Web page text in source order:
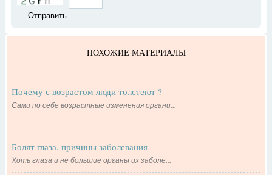
ПОХОЖИЕ МАТЕРИАЛЫ
Почему с возрастом люди толстеют ?
Сами по себе возрастные изменения органи...
Болят глаза, причины заболевания
Хоть глаза и не большие органы их заболе...